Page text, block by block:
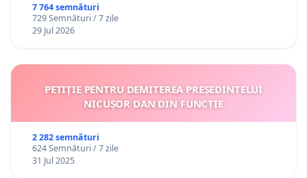
7 764 semnături
729 Semnături / 7 zile
29 Jul 2026
PETIȚIE PENTRU DEMITEREA PREȘEDINTELUI
NICUȘOR DAN DIN FUNCȚIE
2 282 semnături
624 Semnături / 7 zile
31 Jul 2025